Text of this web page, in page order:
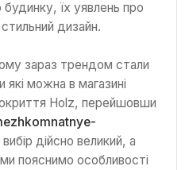
їх уявлень про
дизайн.
зараз трендом стали
які можна в магазині
Holz, перейшовши
дійсно великий, а
пояснимо особливості